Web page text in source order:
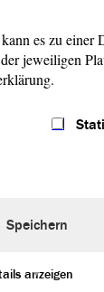
es zu einer
jeweiligen
Speichern
anzeigen